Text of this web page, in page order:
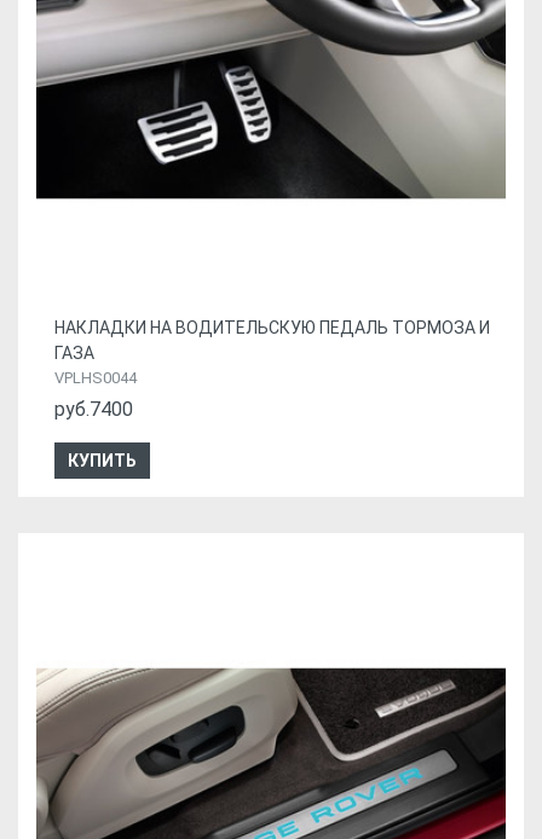
НАКЛАДКИ НА ВОДИТЕЛЬСКУЮ ПЕДАЛЬ ТОРМОЗА И
ГАЗА
VPLHS0044
руб.7400
КУПИТЬ